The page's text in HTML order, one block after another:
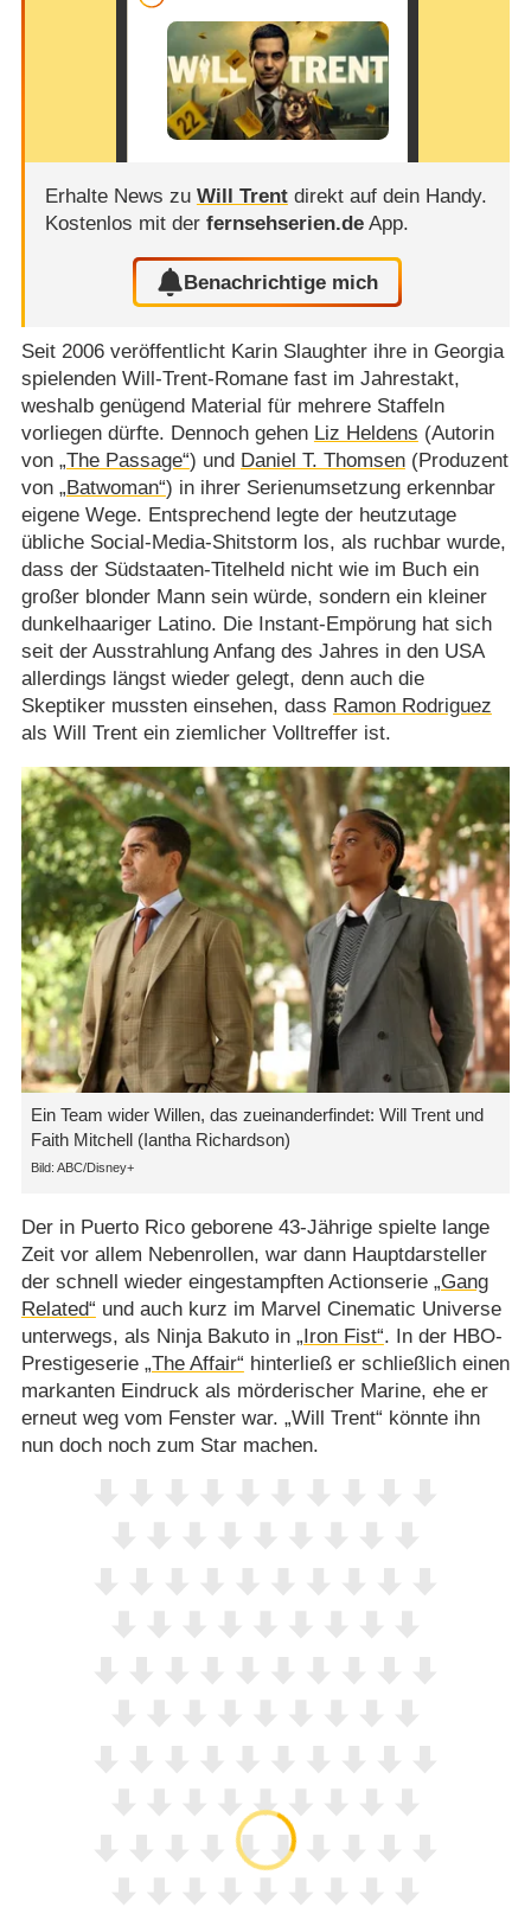
Erhalte News zu Will Trentdirekt auf dein Handy.
Kostenlos mit der fernsehserien.deApp.
Benachrichtige mich
Seit 2006 veröffentlicht Karin Slaughter ihre in Georgia
spielenden Will-Trent-Romane fast im Jahrestakt,
weshalb genügend Material für mehrere Staffeln
vorliegen dürfte. Dennoch gehen Liz Heldens (Autorin
von „The Passage“) und Daniel T. Thomsen(Produzent
von „Batwoman“) in ihrer Serienumsetzung erkennbar
eigene Wege. Entsprechend legte der heutzutage
übliche Social-Media-Shitstorm los, als ruchbar wurde,
dass der Südstaaten-Titelheld nicht wie im Buch ein
großer blonder Mann sein würde, sondern ein kleiner
dunkelhaariger Latino. Die Instant-Empörung hat sich
seit der Ausstrahlung Anfang des Jahres in den USA
allerdings längst wieder gelegt, denn auch die
Skeptiker mussten einsehen, dass Ramon Rodriguez
als Will Trent ein ziemlicher Volltreffer ist.
Ein Team wider Willen, das zueinanderfindet: Will Trent und
Faith Mitchell (Iantha Richardson)
ABC/​Disney+
Der in Puerto Rico geborene 43-Jährige spielte lange
Zeit vor allem Nebenrollen, war dann Hauptdarsteller
der schnell wieder eingestampften Actionserie „Gang
Related“ und auch kurz im Marvel Cinematic Universe
unterwegs, als Ninja Bakuto in „Iron Fist“. In der HBO-
Prestigeserie „The Affair“ hinterließ er schließlich einen
markanten Eindruck als mörderischer Marine, ehe er
erneut weg vom Fenster war. „Will Trent“ könnte ihn
nun doch noch zum Star machen.